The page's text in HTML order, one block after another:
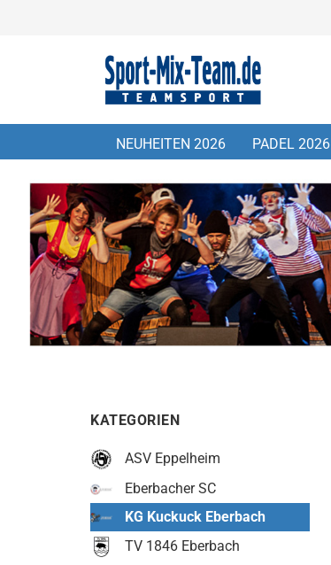
NEUHEITEN 2026 PADEL 2026
KATEGORIEN
ASV Eppelheim
Eberbacher SC
KG Kuckuck Eberbach
TV 1846 Eberbach